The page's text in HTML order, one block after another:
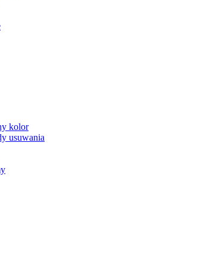
kolor
usuwania